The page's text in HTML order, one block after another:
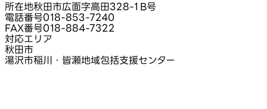
所在地秋田市広面字高田328‑1 B号
電話番号018-853-7240
FAX番号018-884-7322
対応エリア
秋田市
湯沢市稲川・皆瀬地域包括支援センター